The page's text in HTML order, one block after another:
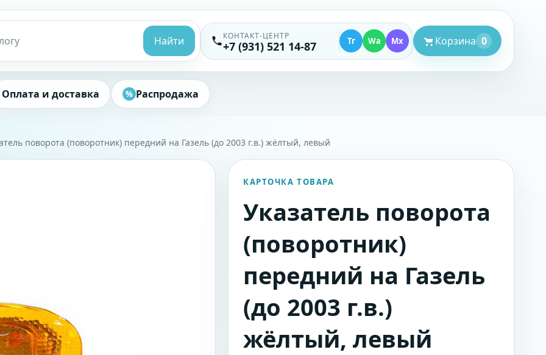
Найти КОНТАКТ-ЦЕНТР
+7 (931) 521 14-87 Тг Wa Mx Корзина 0
Оплата и доставка % Распродажа
поворота (поворотник) передний на Газель (до 2003 г.в.) жёлтый, левый
КАРТОЧКА ТОВАРА
Указатель поворота
(поворотник)
передний на Газель
(до 2003 г.в.)
жёлтый, левый